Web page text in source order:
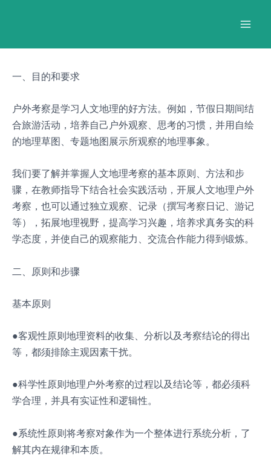
一、目的和要求
户外考察是学习人文地理的好方法。例如，节假日期间结
合旅游活动，培养自己户外观察、思考的习惯，并用自绘
的地理草图、专题地图展示所观察的地理事象。
我们要了解并掌握人文地理考察的基本原则、方法和步
骤，在教师指导下结合社会实践活动，开展人文地理户外
考察，也可以通过独立观察、记录（撰写考察日记、游记
等），拓展地理视野，提高学习兴趣，培养求真务实的科
学态度，并使自己的观察能力、交流合作能力得到锻炼。
二、原则和步骤
基本原则
●客观性原则地理资料的收集、分析以及考察结论的得出
等，都须排除主观因素干扰。
●科学性原则地理户外考察的过程以及结论等，都必须科
学合理，并具有实证性和逻辑性。
●系统性原则将考察对象作为一个整体进行系统分析，了
解其内在规律和本质。